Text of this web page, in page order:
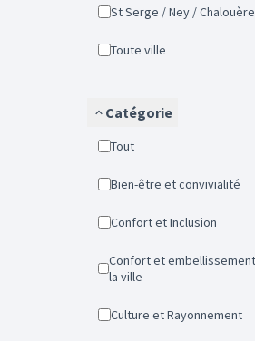
St Serge / Ney / Chalouère
Toute ville
Catégorie
Tout
Bien-être et convivialité
Confort et Inclusion
Confort et embellissement de
la ville
Culture et Rayonnement